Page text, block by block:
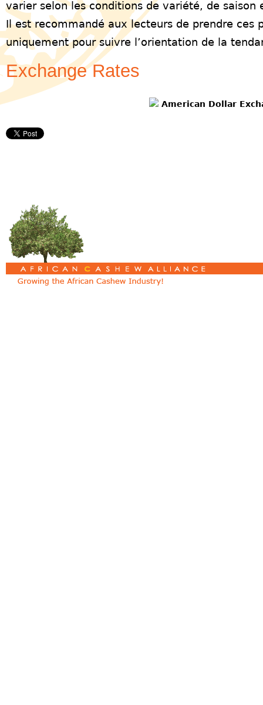
varier selon les conditions de variété, de
Il est recommandé aux lecteurs de prendre ces
uniquement pour suivre l’orientation de la
Exchange Rates
American Dollar